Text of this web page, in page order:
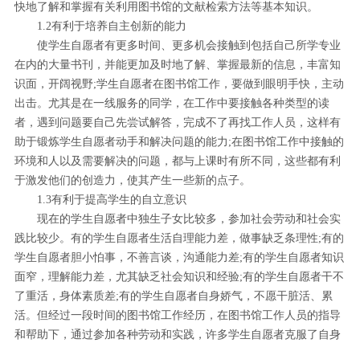
快地了解和掌握有关利用图书馆的文献检索方法等基本知识。
1.2有利于培养自主创新的能力
使学生自愿者有更多时间、更多机会接触到包括自己所学专业
在内的大量书刊，并能更加及时地了解、掌握最新的信息，丰富知
识面，开阔视野;学生自愿者在图书馆工作，要做到眼明手快，主动
出击。尤其是在一线服务的同学，在工作中要接触各种类型的读
者，遇到问题要自己先尝试解答，完成不了再找工作人员，这样有
助于锻炼学生自愿者动手和解决问题的能力;在图书馆工作中接触的
环境和人以及需要解决的问题，都与上课时有所不同，这些都有利
于激发他们的创造力，使其产生一些新的点子。
1.3有利于提高学生的自立意识
现在的学生自愿者中独生子女比较多，参加社会劳动和社会实
践比较少。有的学生自愿者生活自理能力差，做事缺乏条理性;有的
学生自愿者胆小怕事，不善言谈，沟通能力差;有的学生自愿者知识
面窄，理解能力差，尤其缺乏社会知识和经验;有的学生自愿者干不
了重活，身体素质差;有的学生自愿者自身娇气，不愿干脏活、累
活。但经过一段时间的图书馆工作经历，在图书馆工作人员的指导
和帮助下，通过参加各种劳动和实践，许多学生自愿者克服了自身